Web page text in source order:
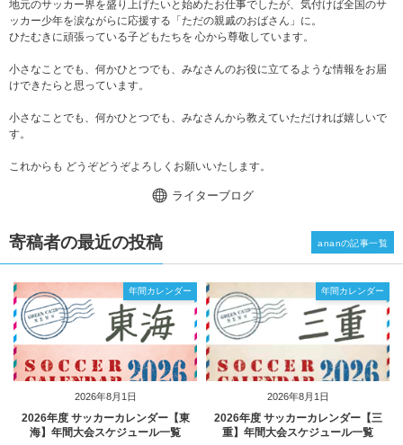
地元のサッカー界を盛り上げたいと始めたお仕事でしたが、気付けば全国のサ
ッカー少年を涙ながらに応援する「ただの親戚のおばさん」に。
ひたむきに頑張っている子どもたちを 心から尊敬しています。
小さなことでも、何かひとつでも、みなさんのお役に立てるような情報をお届
けできたらと思っています。
小さなことでも、何かひとつでも、みなさんから教えていただければ嬉しいで
す。
これからも どうぞどうぞよろしくお願いいたします。
ライターブログ
寄稿者の最近の投稿
2026年8月1日
年間カレンダー
2026年度 サッカーカレンダー【東
海】年間大会スケジュール一覧
2026年8月1日
年間カレンダー
2026年度 サッカーカレンダー【三
重】年間大会スケジュール一覧
ananの記事一覧